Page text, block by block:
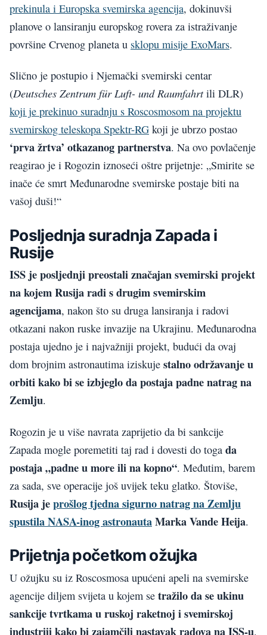
prekinula i Europska svemirska agencija, dokinuvši
planove o lansiranju europskog rovera za istraživanje
površine Crvenog planeta u sklopu misije ExoMars.
Slično je postupio i Njemački svemirski centar
(Deutsches Zentrum für Luft- und Raumfahrtili DLR)
koji je prekinuo suradnju s Roscosmosom na projektu
svemirskog teleskopa Spektr-RG koji je ubrzo postao
‘prva žrtva’ otkazanog partnerstva. Na ovo povlačenje
reagirao je i Rogozin iznoseći oštre prijetnje: „Smirite se
inače će smrt Međunarodne svemirske postaje biti na
vašoj duši!“
Posljednja suradnja Zapada i
Rusije
ISS je posljednji preostali značajan svemirski projekt
na kojem Rusija radi s drugim svemirskim
agencijama, nakon što su druga lansiranja i radovi
otkazani nakon ruske invazije na Ukrajinu. Međunarodna
postaja ujedno je i najvažniji projekt, budući da ovaj
dom brojnim astronautima iziskuje stalno održavanje u
orbitikako bi se izbjeglo da postaja padne natrag na
Zemlju.
Rogozin je u više navrata zaprijetio da bi sankcije
Zapada mogle poremetiti taj rad i dovesti do toga da
postaja „padne u more ili na kopno“. Međutim, barem
za sada, sve operacije još uvijek teku glatko. Štoviše,
Rusija jeprošlog tjedna sigurno natrag na Zemlju
spustila NASA-inog astronautaMarka Vande Heija.
Prijetnja početkom ožujka
U ožujku su iz Roscosmosa upućeni apeli na svemirske
agencije diljem svijeta u kojem se tražilo da se ukinu
sankcije tvrtkama u ruskoj raketnoj i svemirskoj
industriji kako bi zajamčili nastavak radova na ISS-u.